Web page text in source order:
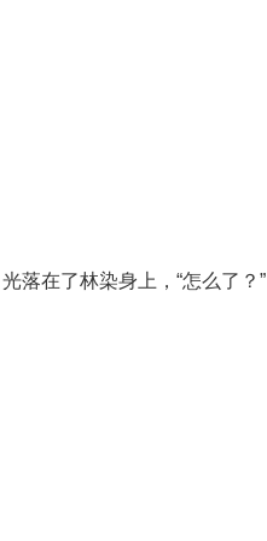
落在了林染身上，“怎么了？”